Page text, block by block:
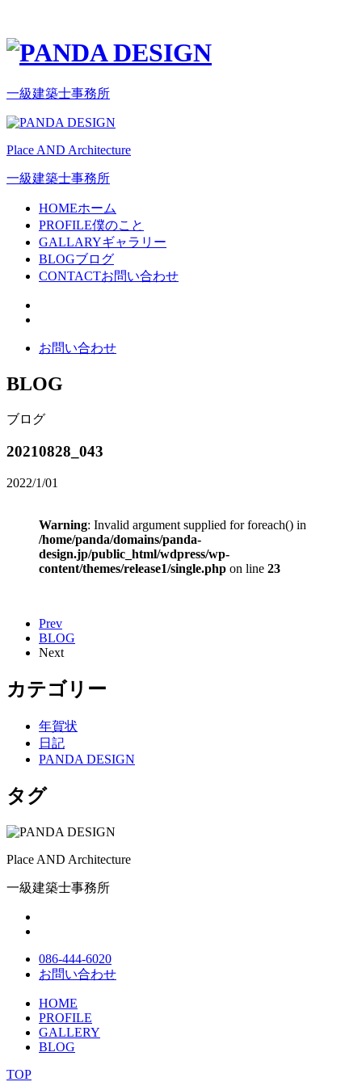
一級建築士事務所
Place AND Architecture
一級建築士事務所
HOMEホーム
PROFILE僕のこと
GALLARYギャラリー
BLOGブログ
CONTACTお問い合わせ
お問い合わせ
BLOG
ブログ
20210828_043
2022/1/01
Warning: Invalid argument supplied for foreach() in
/home/panda/domains/panda-
design.jp/public_html/wdpress/wp-
content/themes/release1/single.php on line 23
Prev
BLOG
Next
カテゴリー
年賀状
日記
PANDA DESIGN
タグ
Place AND Architecture
一級建築士事務所
086-444-6020
お問い合わせ
HOME
PROFILE
GALLERY
BLOG
TOP